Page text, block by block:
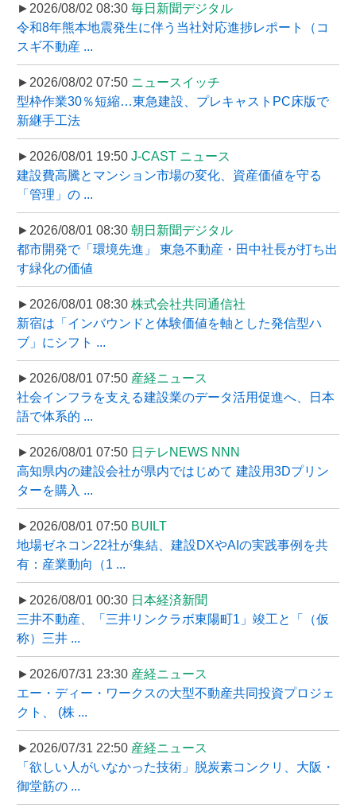
►2026/08/02 08:30 毎日新聞デジタル
令和8年熊本地震発生に伴う当社対応進捗レポート（コ
スギ不動産 ...
►2026/08/02 07:50 ニュースイッチ
型枠作業30％短縮…東急建設、プレキャストPC床版で
新継手工法
►2026/08/01 19:50 J-CAST ニュース
建設費高騰とマンション市場の変化、資産価値を守る
「管理」の ...
►2026/08/01 08:30 朝日新聞デジタル
都市開発で「環境先進」 東急不動産・田中社長が打ち出
す緑化の価値
►2026/08/01 08:30 株式会社共同通信社
新宿は「インバウンドと体験価値を軸とした発信型ハ
ブ」にシフト ...
►2026/08/01 07:50 産経ニュース
社会インフラを支える建設業のデータ活用促進へ、日本
語で体系的 ...
►2026/08/01 07:50 日テレNEWS NNN
高知県内の建設会社が県内ではじめて 建設用3Dプリン
ターを購入 ...
►2026/08/01 07:50 BUILT
地場ゼネコン22社が集結、建設DXやAIの実践事例を共
有：産業動向（1 ...
►2026/08/01 00:30 日本経済新聞
三井不動産、「三井リンクラボ東陽町1」竣工と「（仮
称）三井 ...
►2026/07/31 23:30 産経ニュース
エー・ディー・ワークスの大型不動産共同投資プロジェ
クト、 (株 ...
►2026/07/31 22:50 産経ニュース
「欲しい人がいなかった技術」脱炭素コンクリ、大阪・
御堂筋の ...